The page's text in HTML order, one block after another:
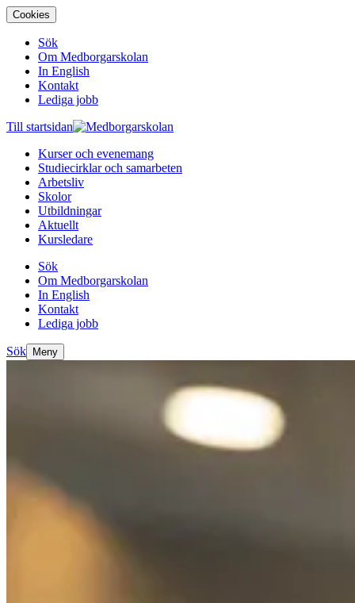
Cookies
Sök
Om Medborgarskolan
In English
Kontakt
Lediga jobb
Till startsidan
Kurser och evenemang
Studiecirklar och samarbeten
Arbetsliv
Skolor
Utbildningar
Aktuellt
Kursledare
Sök
Om Medborgarskolan
In English
Kontakt
Lediga jobb
Sök Meny